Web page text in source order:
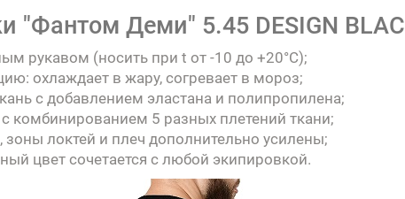
"Фантом Деми" 5.45 DESIGN
рукавом (носить при t от -10 до +20°C);
охлаждает в жару, согревает в мороз;
с добавлением эластана и полипропилена;
комбинированием 5 разных плетений ткани;
локтей и плеч дополнительно усилены;
цвет сочетается с любой экипировкой.